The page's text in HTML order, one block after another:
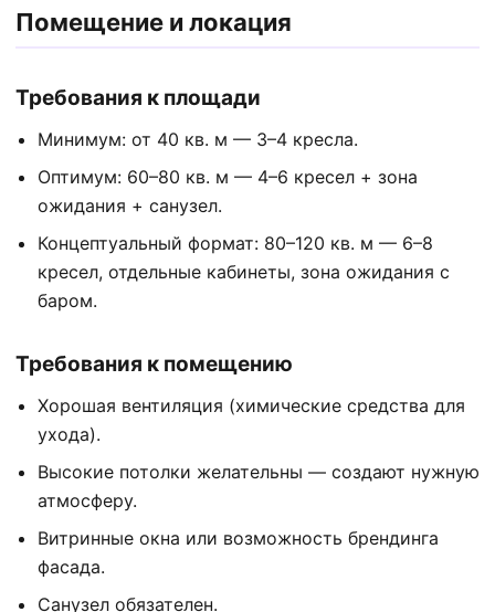
Помещение и локация
Требования к площади
Минимум: от 40 кв. м — 3–4 кресла.
Оптимум: 60–80 кв. м — 4–6 кресел + зона
ожидания + санузел.
Концептуальный формат: 80–120 кв. м — 6–8
кресел, отдельные кабинеты, зона ожидания с
баром.
Требования к помещению
Хорошая вентиляция (химические средства для
ухода).
Высокие потолки желательны — создают нужную
атмосферу.
Витринные окна или возможность брендинга
фасада.
Санузел обязателен.